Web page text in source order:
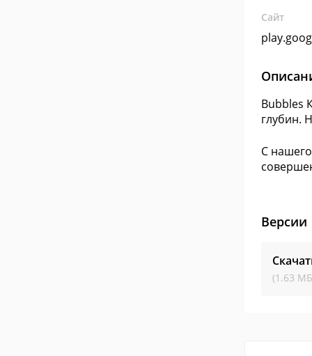
Сайт
Bubbles
глубин.
С
Версии
(1.63